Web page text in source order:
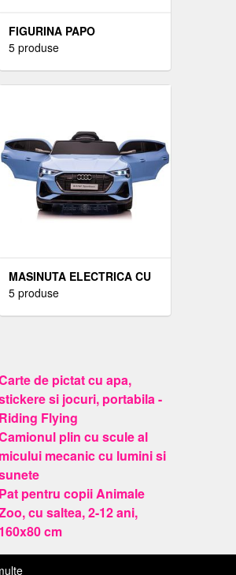
FIGURINA PAPO
PERSONAJE MEDIEVALE
5 produse
MASINUTA ELECTRICA CU
ROTI EVA SI SCAUN PIELE
5 produse
de pictat cu apa,
si jocuri, portabila -
Riding Flying
plin cu scule al
micului mecanic cu lumini si
Pat pentru copii Animale
cu saltea, 2-12 ani,
160x80 cm